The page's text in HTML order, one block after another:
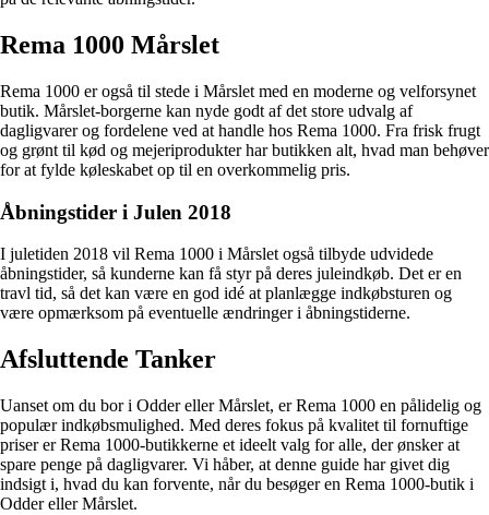
Rema 1000 Mårslet
Rema 1000 er også til stede i Mårslet med en moderne og velforsynet
butik. Mårslet-borgerne kan nyde godt af det store udvalg af
dagligvarer og fordelene ved at handle hos Rema 1000. Fra frisk frugt
og grønt til kød og mejeriprodukter har butikken alt, hvad man behøver
for at fylde køleskabet op til en overkommelig pris.
Åbningstider i Julen 2018
I juletiden 2018 vil Rema 1000 i Mårslet også tilbyde udvidede
åbningstider, så kunderne kan få styr på deres juleindkøb. Det er en
travl tid, så det kan være en god idé at planlægge indkøbsturen og
være opmærksom på eventuelle ændringer i åbningstiderne.
Afsluttende Tanker
Uanset om du bor i Odder eller Mårslet, er Rema 1000 en pålidelig og
populær indkøbsmulighed. Med deres fokus på kvalitet til fornuftige
priser er Rema 1000-butikkerne et ideelt valg for alle, der ønsker at
spare penge på dagligvarer. Vi håber, at denne guide har givet dig
indsigt i, hvad du kan forvente, når du besøger en Rema 1000-butik i
Odder eller Mårslet.